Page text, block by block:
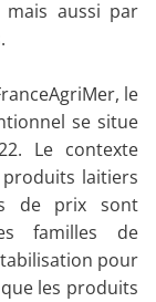
aussi par
le
se situe
Le contexte
laitiers
de prix sont
familles de
pour
les produits